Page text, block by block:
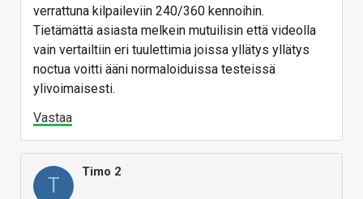
verrattuna kilpaileviin 240/360 kennoihin.
Tietämättä asiasta melkein mutuilisin että videolla
vain vertailtiin eri tuulettimia joissa yllätys yllätys
noctua voitti ääni normaloiduissa testeissä
ylivoimaisesti.
Vastaa
T
Timo 2